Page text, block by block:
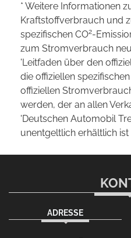
* Weitere Informationen
Kraftstoffverbrauch und
spezifischen CO2-
zum Stromverbrauch
'Leitfaden über den
die offiziellen spezifischen
offiziellen
werden, der an allen
'Deutschen Automobil
unentgeltlich erhältlich
ADRESSE